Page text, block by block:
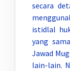
secara
istidlal
yang
Jawad
lain-lain.